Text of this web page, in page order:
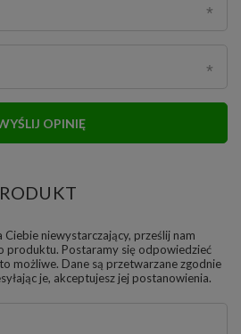
OPINIĘ
niewystarczający, prześlij nam
produktu. Postaramy się odpowiedzieć
możliwe. Dane są przetwarzane zgodnie
je, akceptujesz jej postanowienia.